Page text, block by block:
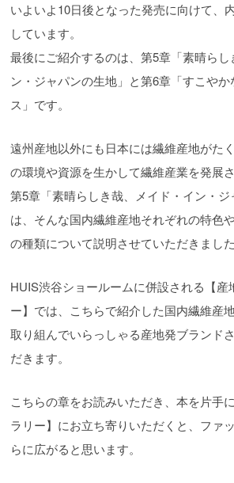
いよいよ10日後となった発売に向けて、
しています。
最後にご紹介するのは、第5章「素晴ら
ン・ジャパンの生地」と第6章「すこや
ス」です。
遠州産地以外にも日本には繊維産地がた
の環境や資源を生かして繊維産業を発展
第5章「素晴らしき哉、メイド・イン・
は、そんな国内繊維産地それぞれの特色
の種類について説明させていただきました
HUIS渋谷ショールームに併設される【産
ー】では、こちらで紹介した国内繊維産
取り組んでいらっしゃる産地発ブランド
だきます。
こちらの章をお読みいただき、本を片手
ラリー】にお立ち寄りいただくと、ファ
らに広がると思います。